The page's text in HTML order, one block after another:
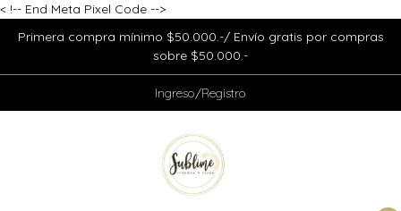
< !-- End Meta Pixel Code -->
Primera compra mínimo $50.000.-/ Envío gratis por compras
sobre $50.000.-
Ingreso/Registro